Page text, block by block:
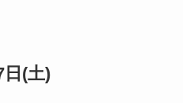
日(土)